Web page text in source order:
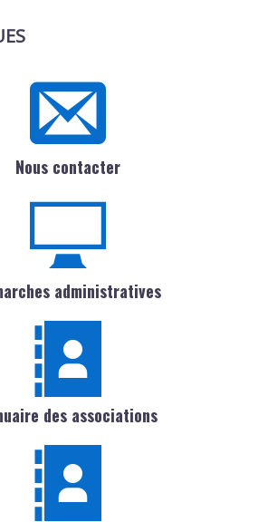
Nous contacter
administratives
des associations